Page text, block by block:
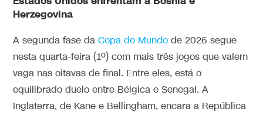
Herzegovina
A segunda fase daCopa do Mundo de 2026 segue
nesta quarta-feira (1º) com mais três jogos que valem
vaga nas oitavas de final. Entre eles, está o
equilibrado duelo entre Bélgica e Senegal. A
Inglaterra, de Kane e Bellingham, encara a República